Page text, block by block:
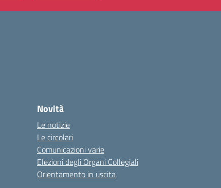
Novità
Le notizie
Le circolari
Comunicazioni varie
Elezioni degli Organi Collegiali
Orientamento in uscita